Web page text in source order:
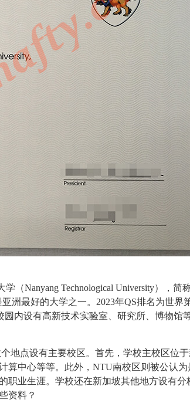
学 （Nanyang Technological University），简
洲最好的大学之一。2023年QS排名为世界
内设有高新技术实验室、研究所、博物馆
点设有主要校区。首先，学校主校区位
算中心等等。此外，NTU南校区则被公认为
职业生涯。学校还在新加坡其他地方设有分
资料？